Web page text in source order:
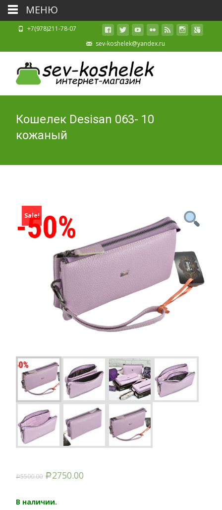
+7(978)211-78-07
sev-koshelek@yandex.ru
Кошелек Desisan 063- 10
кожаный
Sale!
Р5500.00 Р2750.00
В наличии.
МЕНЮ